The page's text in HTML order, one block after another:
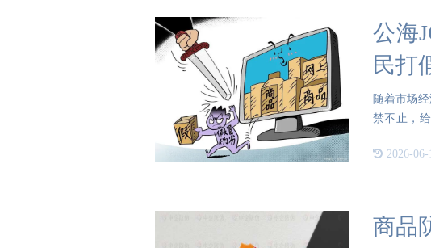
公海
民打
随着市场
禁不止，
2026-06-
商品